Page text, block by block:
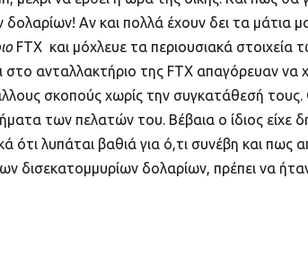
Αν και πολλά έχουν δει τα μάτια
FTX και μόχλευε τα περιουσιακά
ανταλλακτήριο της FTX απαγόρευαν
σκοπούς χωρίς την συγκατάθεσή τους.
των πελατών του. Βέβαια ο ίδιος είχε
λυπάται βαθιά για ό,τι συνέβη και πως
δισεκατομμυρίων δολαρίων, πρέπει να